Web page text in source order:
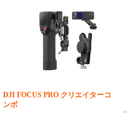
DJI FOCUS PRO クリエイターコ
ンボ